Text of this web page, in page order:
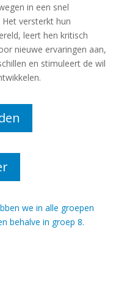
in een snel
versterkt hun
leert hen kritisch
nieuwe ervaringen aan,
en stimuleert de wil
we in alle groepen
behalve in groep 8.